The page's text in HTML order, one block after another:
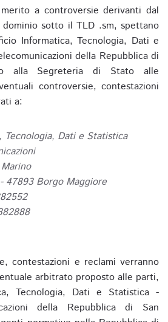
a controversie derivanti dal
sotto il TLD .sm, spettano
Informatica, Tecnologia, Dati e
della Repubblica di
alla Segreteria di Stato alle
controversie, contestazioni
a:
Tecnologia, Dati e Statistica
47893 Borgo Maggiore
contestazioni e reclami verranno
arbitrato proposto alle parti,
Tecnologia, Dati e Statistica -
della Repubblica di San